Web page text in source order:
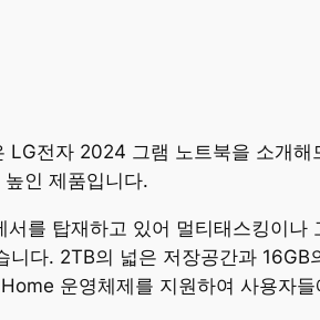
전자 2024 그램 노트북을 소개
인 제품입니다.
를 탑재하고 있어 멀티태스킹이
다. 2TB의 넓은 저장공간과
운영체제를 지원하여 사용자